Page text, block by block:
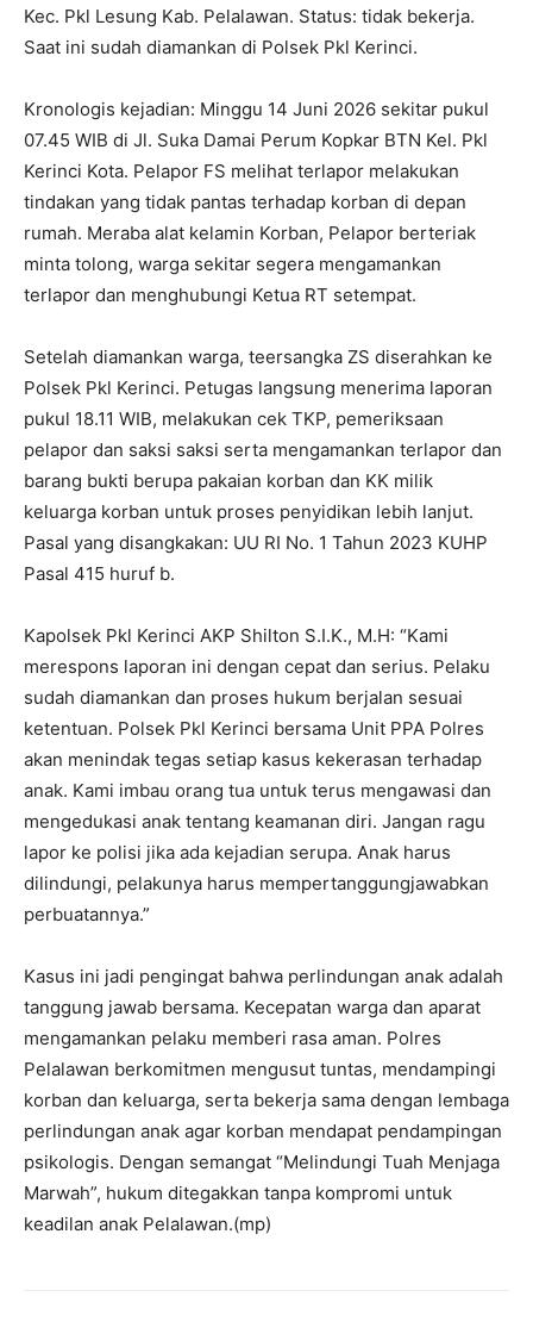
Kec. Pkl Lesung Kab. Pelalawan. Status: tidak bekerja.
Saat ini sudah diamankan di Polsek Pkl Kerinci.
Kronologis kejadian: Minggu 14 Juni 2026 sekitar pukul
07.45 WIB di Jl. Suka Damai Perum Kopkar BTN Kel. Pkl
Kerinci Kota. Pelapor FS melihat terlapor melakukan
tindakan yang tidak pantas terhadap korban di depan
rumah. Meraba alat kelamin Korban, Pelapor berteriak
minta tolong, warga sekitar segera mengamankan
terlapor dan menghubungi Ketua RT setempat.
Setelah diamankan warga, teersangka ZS diserahkan ke
Polsek Pkl Kerinci. Petugas langsung menerima laporan
pukul 18.11 WIB, melakukan cek TKP, pemeriksaan
pelapor dan saksi saksi serta mengamankan terlapor dan
barang bukti berupa pakaian korban dan KK milik
keluarga korban untuk proses penyidikan lebih lanjut.
Pasal yang disangkakan: UU RI No. 1 Tahun 2023 KUHP
Pasal 415 huruf b.
Kapolsek Pkl Kerinci AKP Shilton S.I.K., M.H: “Kami
merespons laporan ini dengan cepat dan serius. Pelaku
sudah diamankan dan proses hukum berjalan sesuai
ketentuan. Polsek Pkl Kerinci bersama Unit PPA Polres
akan menindak tegas setiap kasus kekerasan terhadap
anak. Kami imbau orang tua untuk terus mengawasi dan
mengedukasi anak tentang keamanan diri. Jangan ragu
lapor ke polisi jika ada kejadian serupa. Anak harus
dilindungi, pelakunya harus mempertanggungjawabkan
perbuatannya.”
Kasus ini jadi pengingat bahwa perlindungan anak adalah
tanggung jawab bersama. Kecepatan warga dan aparat
mengamankan pelaku memberi rasa aman. Polres
Pelalawan berkomitmen mengusut tuntas, mendampingi
korban dan keluarga, serta bekerja sama dengan lembaga
perlindungan anak agar korban mendapat pendampingan
psikologis. Dengan semangat “Melindungi Tuah Menjaga
Marwah”, hukum ditegakkan tanpa kompromi untuk
keadilan anak Pelalawan.(mp)